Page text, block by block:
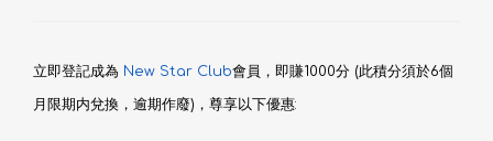
立即登記成為 New Star Club會員，即賺1000分 (此積分須於6個
月限期内兌換，逾期作廢)，尊享以下優惠: